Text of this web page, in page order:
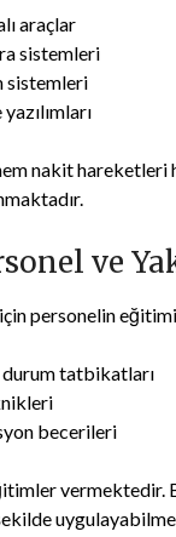
araçlar
sistemleri
sistemleri
nakit
ve
için personelin
tatbikatları
becerileri
vermektedir.